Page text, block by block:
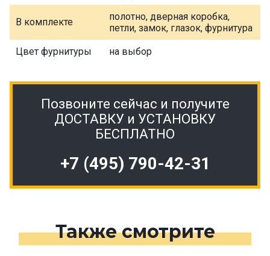
В комплекте
полотно, дверная коробка,
петли, замок, глазок, фурнитура
Цвет фурнитуры на выбор
Позвоните сейчас и получите
ДОСТАВКУ и УСТАНОВКУ
БЕСПЛАТНО
+7 (495) 790-42-31
Также смотрите